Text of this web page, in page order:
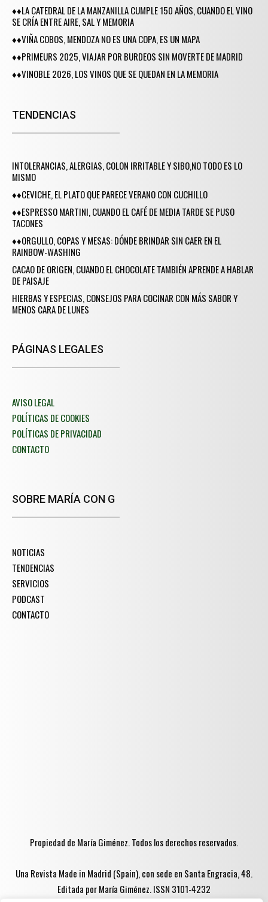
♦♦LA CATEDRAL DE LA MANZANILLA CUMPLE 150 AÑOS, CUANDO EL VINO
SE CRÍA ENTRE AIRE, SAL Y MEMORIA
♦♦VIÑA COBOS, MENDOZA NO ES UNA COPA, ES UN MAPA
♦♦PRIMEURS 2025, VIAJAR POR BURDEOS SIN MOVERTE DE MADRID
♦♦VINOBLE 2026, LOS VINOS QUE SE QUEDAN EN LA MEMORIA
TENDENCIAS
INTOLERANCIAS, ALERGIAS, COLON IRRITABLE Y SIBO,NO TODO ES LO
MISMO
♦♦CEVICHE, EL PLATO QUE PARECE VERANO CON CUCHILLO
♦♦ESPRESSO MARTINI, CUANDO EL CAFÉ DE MEDIA TARDE SE PUSO
TACONES
♦♦ORGULLO, COPAS Y MESAS: DÓNDE BRINDAR SIN CAER EN EL
RAINBOW-WASHING
CACAO DE ORIGEN, CUANDO EL CHOCOLATE TAMBIÉN APRENDE A HABLAR
DE PAISAJE
HIERBAS Y ESPECIAS, CONSEJOS PARA COCINAR CON MÁS SABOR Y
MENOS CARA DE LUNES
PÁGINAS LEGALES
AVISO LEGAL
POLÍTICAS DE COOKIES
POLÍTICAS DE PRIVACIDAD
CONTACTO
SOBRE MARÍA CON G
NOTICIAS
TENDENCIAS
SERVICIOS
PODCAST
CONTACTO
Propiedad de María Giménez. Todos los derechos reservados.
Una Revista Made in Madrid (Spain), con sede en Santa Engracia, 48.
Editada por María Giménez. ISSN 3101-4232